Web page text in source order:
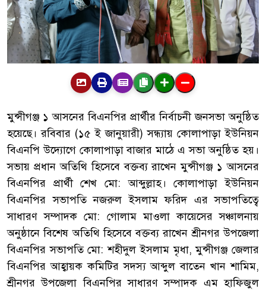
মুন্সীগঞ্জ ১ আসনের বিএনপির প্রার্থীর নির্বাচনী জনসভা অনুষ্ঠিত
হয়েছে। রবিবার (১৫ ই জানুয়ারী) সন্ধ্যায় কোলাপাড়া ইউনিয়ন
বিএনপি উদ্যোগে কোলাপাড়া বাজার মাঠে এ সভা অনুষ্ঠিত হয়।
সভায় প্রধান অতিথি হিসেবে বক্তব্য রাখেন মুন্সীগঞ্জ ১ আসনের
বিএনপির প্রার্থী শেখ মো: আব্দুল্লাহ। কোলাপাড়া ইউনিয়ন
বিএনপির সভাপতি নজরুল ইসলাম ফরিদ এর সভাপতিত্বে
সাধারণ সম্পাদক মো: গোলাম মাওলা কায়েসের সঞ্চালনায়
অনুষ্ঠানে বিশেষ অতিথি হিসেবে বক্তব্য রাখেন শ্রীনগর উপজেলা
বিএনপির সভাপতি মো: শহীদুল ইসলাম মৃধা, মুন্সীগঞ্জ জেলার
বিএনপির আহ্বায়ক কমিটির সদস্য আব্দুল বাতেন খান শামিম,
শ্রীনগর উপজেলা বিএনপির সাধারণ সম্পাদক এম হাফিজুল